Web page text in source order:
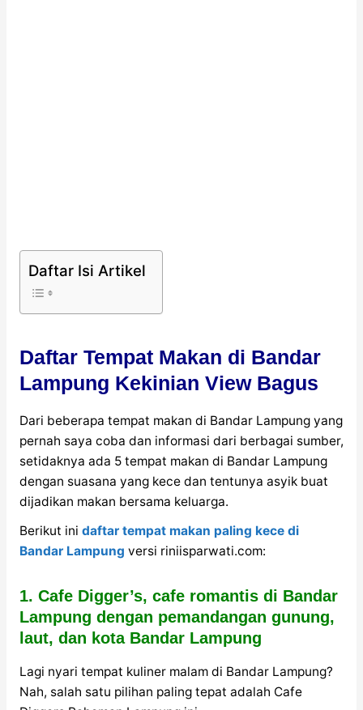
Daftar Isi Artikel
Daftar Tempat Makan di Bandar
Lampung Kekinian View Bagus
Dari beberapa tempat makan di Bandar Lampung yang
pernah saya coba dan informasi dari berbagai sumber,
setidaknya ada 5 tempat makan di Bandar Lampung
dengan suasana yang kece dan tentunya asyik buat
dijadikan makan bersama keluarga.
Berikut ini daftar tempat makan paling kece di
Bandar Lampung versi riniisparwati.com:
1. Cafe Digger’s, cafe romantis di Bandar
Lampung dengan pemandangan gunung,
laut, dan kota Bandar Lampung
Lagi nyari tempat kuliner malam di Bandar Lampung?
Nah, salah satu pilihan paling tepat adalah Cafe